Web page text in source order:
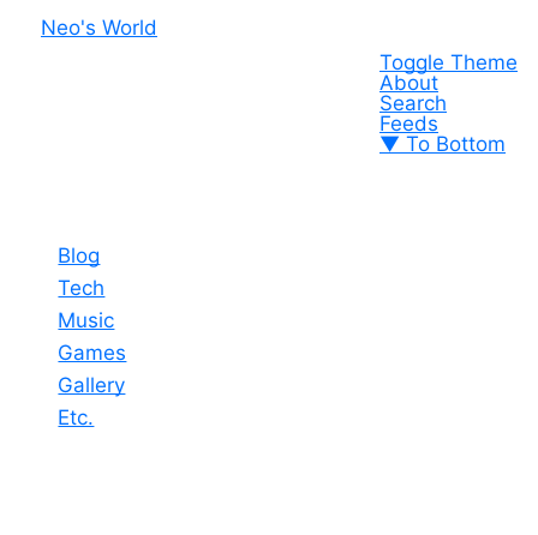
Neo's World
Toggle Theme
About
Search
Feeds
▼ To Bottom
Blog
Tech
Music
Games
Gallery
Etc.